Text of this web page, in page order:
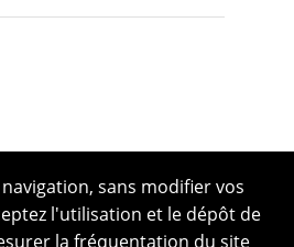
sans modifier vos
l'utilisation et le dépôt de
la fréquentation du site